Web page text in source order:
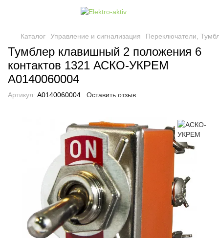
Каталог Управление и сигнализация Переключатели,
Тумблер клавишный 2 положения 6
контактов 1321 АСКО-УКРЕМ
A0140060004
Артикул: A0140060004 Оставить отзыв